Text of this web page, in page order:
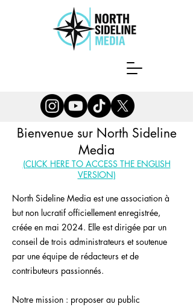
Bienvenue sur North Sideline
Media
(CLICK HERE TO ACCESS THE ENGLISH
VERSION​)
North Sideline Media est une association à
but non lucratif officiellement enregistrée,
créée en mai 2024. Elle est dirigée par un
conseil de trois administrateurs et soutenue
par une équipe de rédacteurs et de
contributeurs passionnés.
Notre mission : proposer au public